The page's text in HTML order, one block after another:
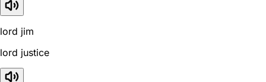
lord jim
lord justice